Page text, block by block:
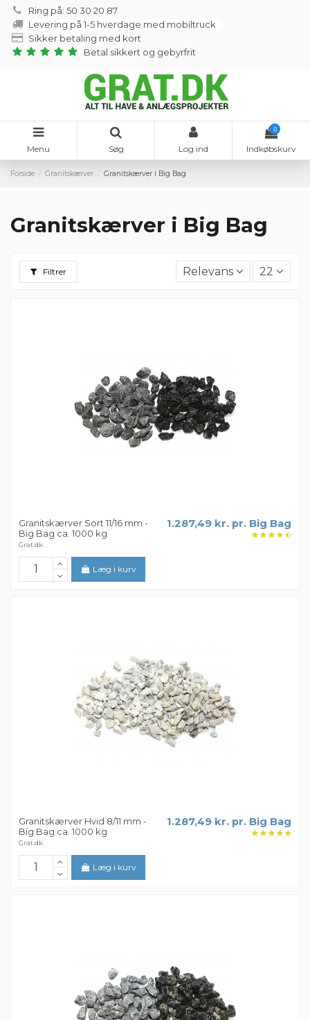
Ring på: 50 30 20 87
Levering på 1-5 hverdage med mobiltruck
Sikker betaling med kort
Betal sikkert og gebyrfrit
Menu Søg Log ind
0
Indkøbskurv
Forside Granitskærver Granitskærver i Big Bag
Granitskærver i Big Bag
Filtrer Relevans 22
Granitskærver Sort 11/16 mm -
Big Bag ca. 1000 kg
Grat.dk
1.287,49 kr. pr. Big Bag
Læg i kurv
Granitskærver Hvid 8/11 mm -
Big Bag ca. 1000 kg
Grat.dk
1.287,49 kr. pr. Big Bag
Læg i kurv